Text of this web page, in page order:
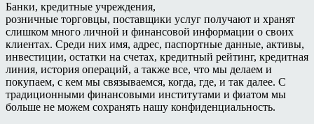
Банки, кредитные учреждения,
розничные торговцы, поставщики услуг получают и хранят
слишком много личной и финансовой информации о своих
клиентах. Среди них имя, адрес, паспортные данные, активы,
инвестиции, остатки на счетах, кредитный рейтинг, кредитная
линия, история операций, а также все, что мы делаем и
покупаем, с кем мы связываемся, когда, где, и так далее. С
традиционными финансовыми институтами и фиатом мы
больше не можем сохранять нашу конфиденциальность.